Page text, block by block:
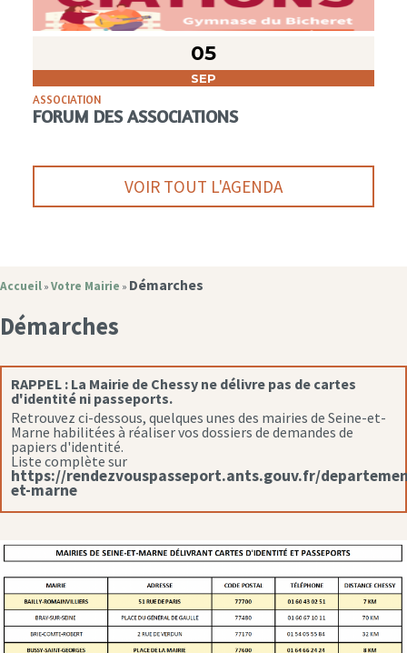
05
SEP
ASSOCIATION
FORUM DES ASSOCIATIONS
VOIR TOUT L'AGENDA
Accueil » Votre Mairie » Démarches
Démarches
RAPPEL : La Mairie de Chessy ne délivre pas de cartes
d'identité ni passeports.
Retrouvez ci-dessous, quelques unes des mairies de Seine-et-
Marne habilitées à réaliser vos dossiers de demandes de
papiers d'identité.
Liste complète sur
https://rendezvouspasseport.ants.gouv.fr/
et-marne